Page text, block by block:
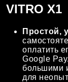
VITRO X1
Простой,
оплатить
Google
большими
для